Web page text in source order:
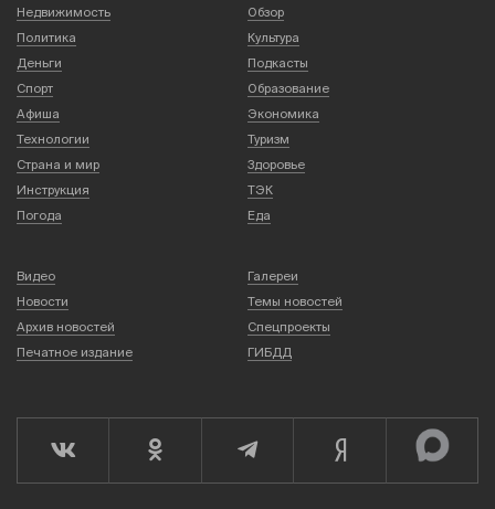
Недвижимость
Обзор
Политика
Культура
Деньги
Подкасты
Спорт
Образование
Афиша
Экономика
Технологии
Туризм
Страна и мир
Здоровье
Инструкция
ТЭК
Погода
Еда
Видео
Галереи
Новости
Темы новостей
Архив новостей
Спецпроекты
Печатное издание
ГИБДД